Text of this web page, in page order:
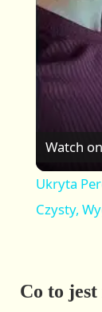
Watch on
Ukryta
Czysty,
Co to